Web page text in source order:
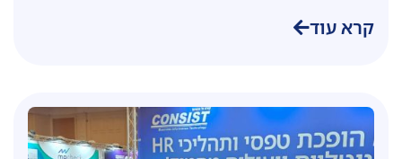
קרא עוד